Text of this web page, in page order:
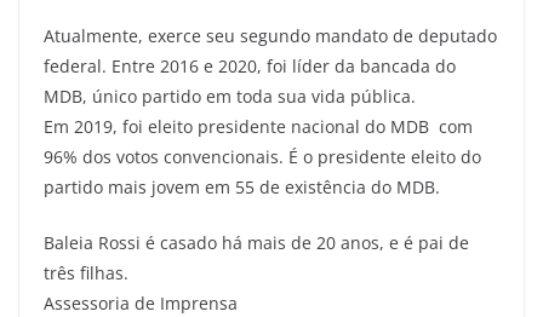
Atualmente, exerce seu segundo mandato de deputado
federal. Entre 2016 e 2020, foi líder da bancada do
MDB, único partido em toda sua vida pública.
Em 2019, foi eleito presidente nacional do MDB com
96% dos votos convencionais. É o presidente eleito do
partido mais jovem em 55 de existência do MDB.
Baleia Rossi é casado há mais de 20 anos, e é pai de
três filhas.
Assessoria de Imprensa